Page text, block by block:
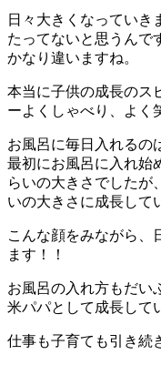
日々大きくなっていき
たってないと思うんで
かなり違いますね。
本当に子供の成長のス
ーよくしゃべり、よく
お風呂に毎日入れるの
最初にお風呂に入れ始
らいの大きさでしたが
いの大きさに成長して
こんな顔をみながら、
ます！！
お風呂の入れ方もだい
米パパとして成長して
仕事も子育ても引き続